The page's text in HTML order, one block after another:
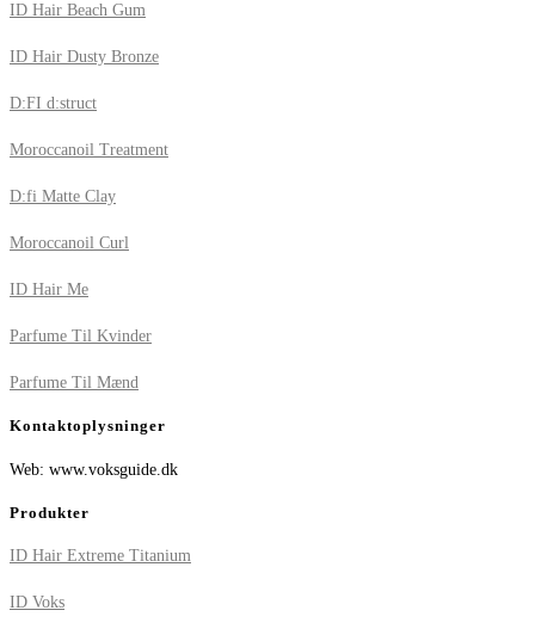
ID Hair Beach Gum
ID Hair Dusty Bronze
D:FI d:struct
Moroccanoil Treatment
D:fi Matte Clay
Moroccanoil Curl
ID Hair Me
Parfume Til Kvinder
Parfume Til Mænd
Kontaktoplysninger
Web: www.voksguide.dk
Produkter
ID Hair Extreme Titanium
ID Voks